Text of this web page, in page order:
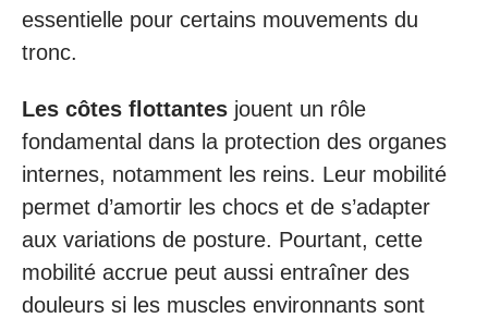
essentielle pour certains mouvements du
tronc.
Les côtes flottantes jouent un rôle
fondamental dans la protection des organes
internes, notamment les reins. Leur mobilité
permet d’amortir les chocs et de s’adapter
aux variations de posture. Pourtant, cette
mobilité accrue peut aussi entraîner des
douleurs si les muscles environnants sont